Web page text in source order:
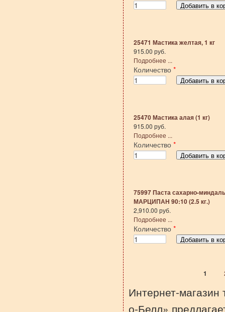
25471 Мастика желтая, 1 кг
915.00 руб.
Подробнее ...
Количество *
25470 Мастика алая (1 кг)
915.00 руб.
Подробнее ...
Количество *
75997 Паста сахарно-
МАРЦИПАН 90:10 (2.5 кг.)
2,910.00 руб.
Подробнее ...
Количество *
1
Интернет-магазин
о-Белл»